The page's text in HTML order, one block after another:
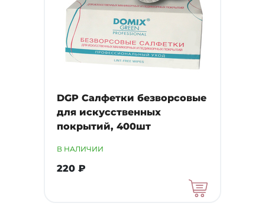
DGP Салфетки безворсовые
для искусственных
покрытий, 400шт
В НАЛИЧИИ
220 ₽